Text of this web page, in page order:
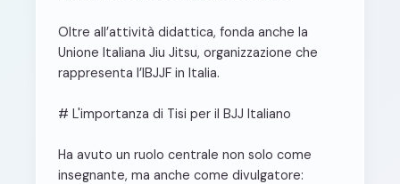
Oltre all’attività didattica, fonda anche la
Unione Italiana Jiu Jitsu, organizzazione che
rappresenta l’IBJJF in Italia.
# L'importanza di Tisi per il BJJ Italiano
Ha avuto un ruolo centrale non solo come
insegnante, ma anche come divulgatore: